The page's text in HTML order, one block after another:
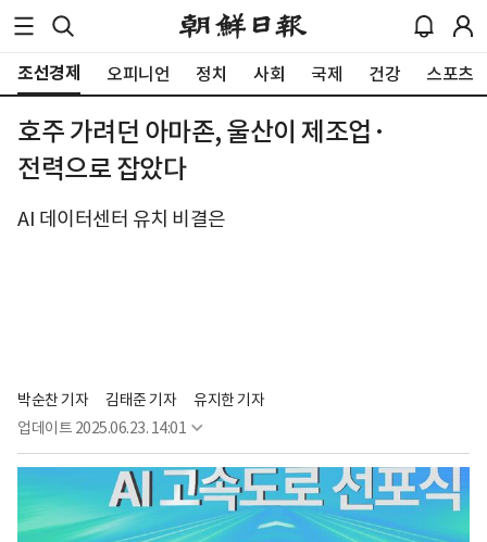
조선경제 오피니언 정치 사회 국제 건강 스포츠
호주 가려던 아마존, 울산이 제조업·
전력으로 잡았다
AI 데이터센터 유치 비결은
박순찬 기자 김태준 기자
유지한 기자
업데이트 2025.06.23. 14:01